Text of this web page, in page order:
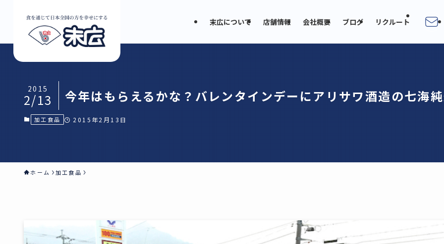
末広について 店舗情報 会社概要 ブログ リクルート
今年はもらえるかな？バレンタインデーにアリサワ酒造の七海
2015
2/13
加工食品 2015年2月13日
ホーム 加工食品